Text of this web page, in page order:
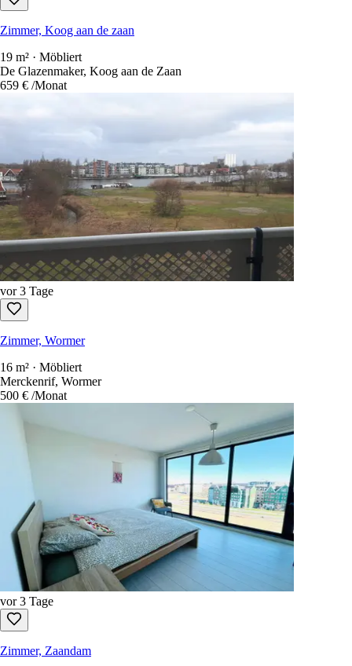
Zimmer, Koog aan de zaan
19 m² · Möbliert
De Glazenmaker, Koog aan de Zaan
659 € /Monat
vor 3 Tage
Zimmer, Wormer
16 m² · Möbliert
Merckenrif, Wormer
500 € /Monat
vor 3 Tage
Zimmer, Zaandam